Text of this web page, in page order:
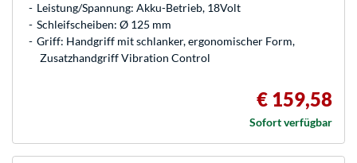
Leistung/Spannung: Akku-Betrieb, 18Volt
Schleifscheiben: Ø 125 mm
Griff: Handgriff mit schlanker, ergonomischer Form,
Zusatzhandgriff Vibration Control
€ 159,58
Sofort verfügbar